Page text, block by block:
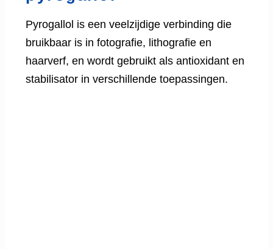
Pyrogallol is een veelzijdige verbinding die
bruikbaar is in fotografie, lithografie en
haarverf, en wordt gebruikt als antioxidant en
stabilisator in verschillende toepassingen.